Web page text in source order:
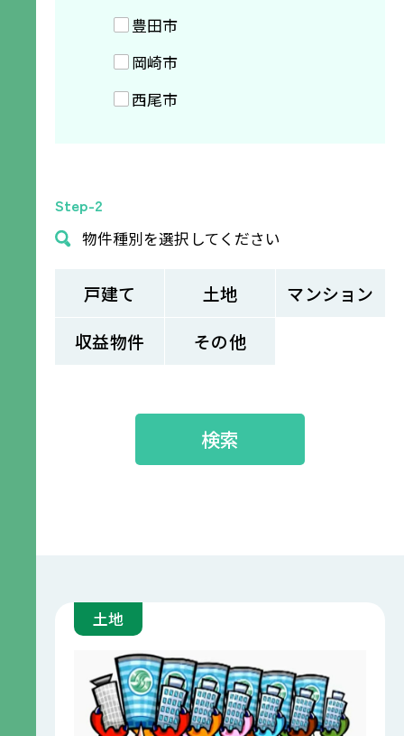
豊田市
岡崎市
西尾市
Step-2
物件種別を選択してください
戸建て 土地
マンション
収益物件
その他
検索
土地